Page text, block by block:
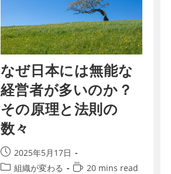
なぜ日本には無能な
経営者が多いのか？
その原理と法則の
数々
2025年5月17日
組織が変わる
20 mins read